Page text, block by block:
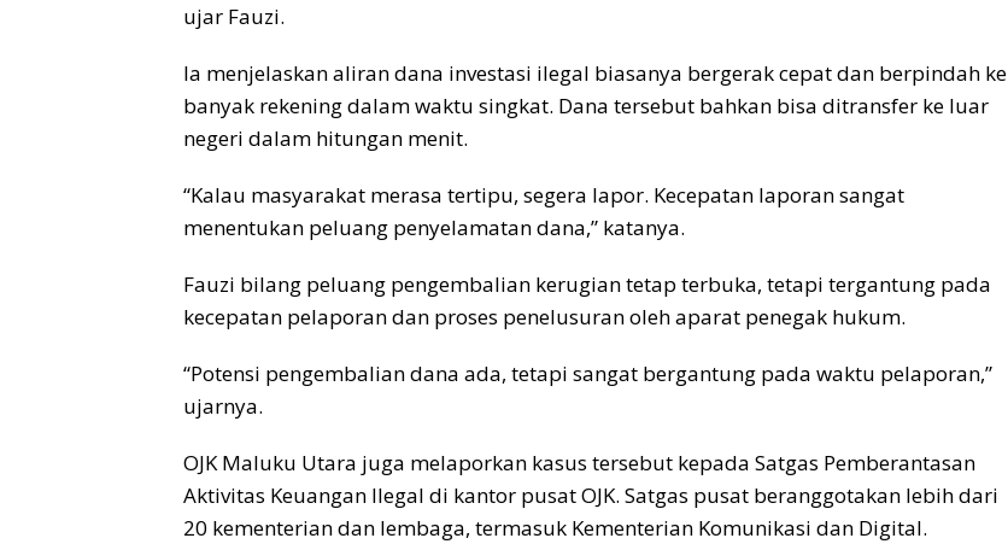
ujar Fauzi.
Ia menjelaskan aliran dana investasi ilegal biasanya bergerak cepat dan berpindah ke
banyak rekening dalam waktu singkat. Dana tersebut bahkan bisa ditransfer ke luar
negeri dalam hitungan menit.
“Kalau masyarakat merasa tertipu, segera lapor. Kecepatan laporan sangat
menentukan peluang penyelamatan dana,” katanya.
Fauzi bilang peluang pengembalian kerugian tetap terbuka, tetapi tergantung pada
kecepatan pelaporan dan proses penelusuran oleh aparat penegak hukum.
“Potensi pengembalian dana ada, tetapi sangat bergantung pada waktu pelaporan,”
ujarnya.
OJK Maluku Utara juga melaporkan kasus tersebut kepada Satgas Pemberantasan
Aktivitas Keuangan Ilegal di kantor pusat OJK. Satgas pusat beranggotakan lebih dari
20 kementerian dan lembaga, termasuk Kementerian Komunikasi dan Digital.